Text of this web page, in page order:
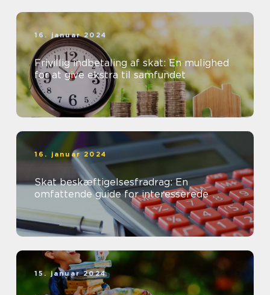
16. januar 2024
Frivillig indbetaling af skat: En mulighed
for at give ekstra til samfundet
16. januar 2024
Skat beskæftigelsesfradrag: En
omfattende guide for interesserede
15. januar 2024